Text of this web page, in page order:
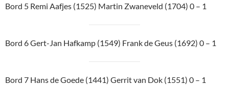
Bord 5 Remi Aafjes (1525) Martin Zwaneveld (1704) 0 – 1
Bord 6 Gert-Jan Hafkamp (1549) Frank de Geus (1692) 0 – 1
Bord 7 Hans de Goede (1441) Gerrit van Dok (1551) 0 – 1